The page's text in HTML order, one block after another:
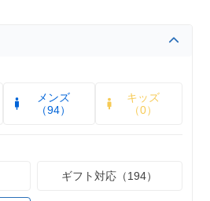
メンズ
（94）
キッズ
（0）
ギフト対応（194）